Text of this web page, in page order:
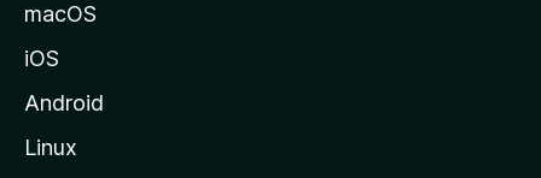
macOS
iOS
Android
Linux